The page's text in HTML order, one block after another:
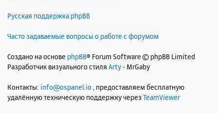
Русская поддержка phpBB
Часто задаваемые вопросы о работе с форумом
Создано на основе phpBB® Forum Software © phpBB Limited
Разработчик визуального стиля Arty- MrGaby
Контакты: info@ospanel.io , предоставляем бесплатную
удалённую техническую поддержку через TeamViewer